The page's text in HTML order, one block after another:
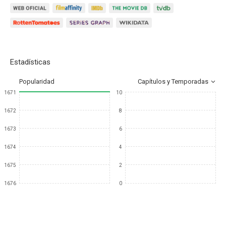
Estadísticas
Popularidad Capítulos y Temporadas
1671
1672
1673
1674
1675
1676
10
8
6
4
2
0